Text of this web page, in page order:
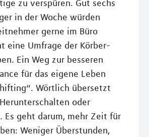
zu verspüren. Gut sechs
in der Woche würden
gerne im Büro
eine Umfrage der Körber-
Ein Weg zur besseren
für das eigene Leben
Wörtlich übersetzt
oder
Es geht darum, mehr Zeit für
Weniger Überstunden,